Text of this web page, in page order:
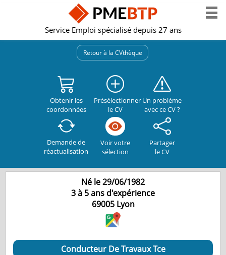
Service Emploi spécialisé depuis 27 ans
Retour à la CVthèque
Obtenir les
coordonnées
Présélectionner
le CV
Un problème
avec ce CV ?
Demande de
réactualisation
Voir votre
sélection
Partager
le CV
Né le 29/06/1982
3 à 5 ans d'expérience
69005 Lyon
Conducteur De Travaux Tce